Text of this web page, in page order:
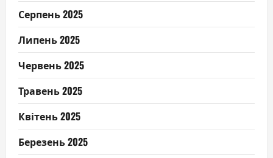
Серпень 2025
Липень 2025
Червень 2025
Травень 2025
Квітень 2025
Березень 2025